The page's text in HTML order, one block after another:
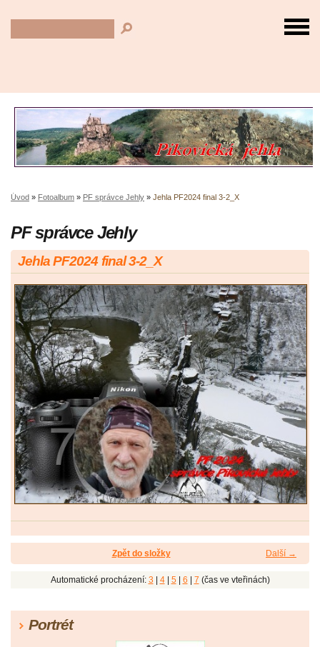
Úvod » Fotoalbum » PF správce Jehly » Jehla PF2024 final 3-2_X
PF správce Jehly
Jehla PF2024 final 3-2_X
Další →
Zpět do složky
Automatické procházení: 3 4| 5| 6 7 (čas ve vteřinách)
Portrét